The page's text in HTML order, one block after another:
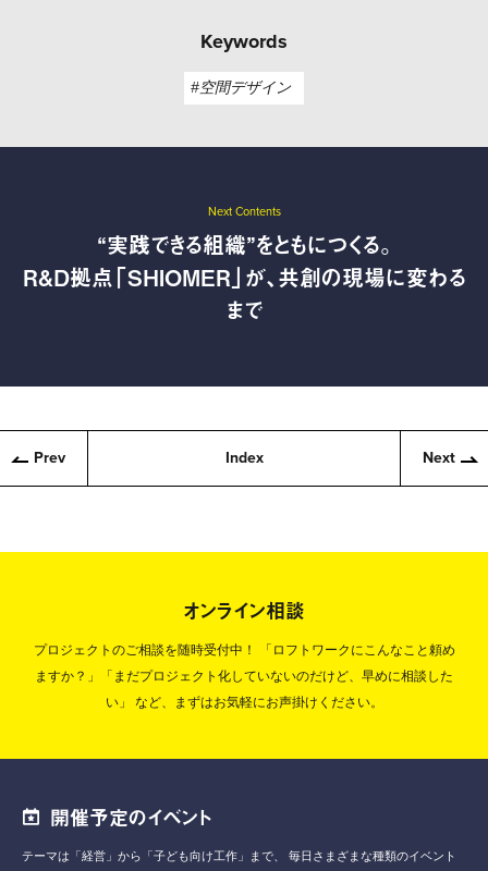
Keywords
#空間デザイン
Next Contents
“実践できる組織”をともにつくる。
R&D拠点「SHIOMER」が、共創の現場に変わる
まで
Prev Index Next
オンライン相談
プロジェクトのご相談を随時受付中！
「ロフトワークにこんなこと頼め
ますか？」「まだプロジェクト化していないのだけど、早めに相談した
い」
など、まずはお気軽にお声掛けください。
開催予定のイベント
テーマは「経営」から「子ども向け工作」まで、
毎日さまざまな種類のイベント